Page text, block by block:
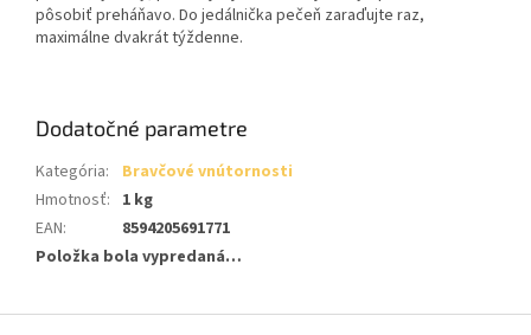
pôsobiť preháňavo. Do jedálnička pečeň zaraďujte raz,
maximálne dvakrát týždenne.
Dodatočné parametre
Kategória:
Bravčové vnútornosti
Hmotnosť: 1 kg
EAN:
8594205691771
Položka bola vypredaná…